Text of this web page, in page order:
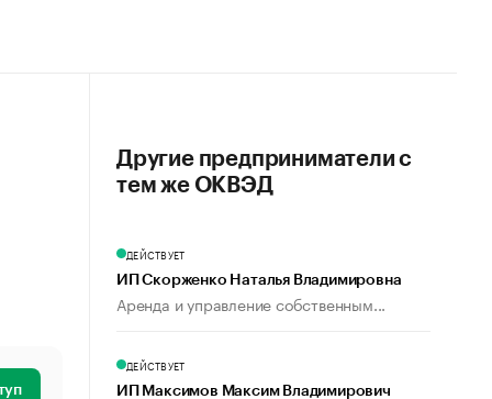
Другие предприниматели с
тем же ОКВЭД
ДЕЙСТВУЕТ
ИП Скорженко Наталья Владимировна
Аренда и управление собственным...
ДЕЙСТВУЕТ
ИП Максимов Максим Владимирович